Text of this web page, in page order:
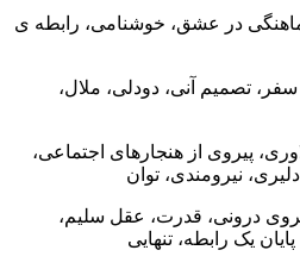
در عشق، خوشنامی، رابطه ی
تصمیم آنی، دودلی، ملال،
پیروی از هنجارهای اجتماعی،
نیرومندی، توان
درونی، قدرت، عقل سلیم،
یک رابطه، تنهایی